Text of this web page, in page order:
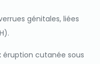
génitales, liées
éruption cutanée sous